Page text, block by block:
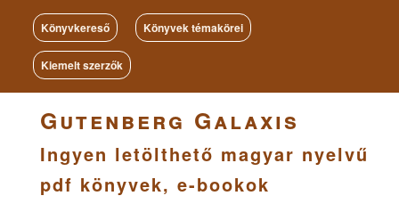
Könyvkereső Könyvek témakörei
Kiemelt szerzők
Gutenberg Galaxis
Ingyen letölthető magyar nyelvű
pdf könyvek, e-bookok